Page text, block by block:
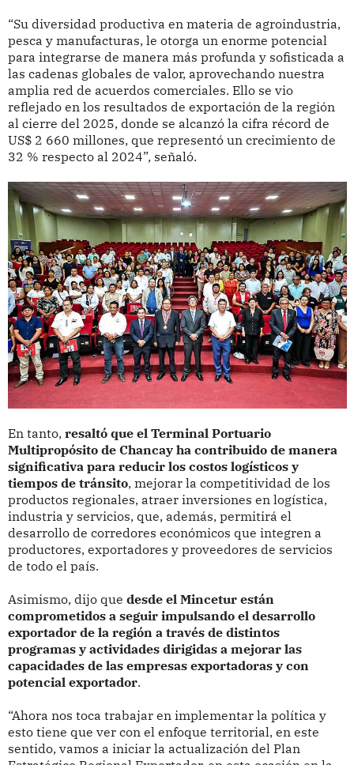
“Su diversidad productiva en materia de agroindustria,
pesca y manufacturas, le otorga un enorme potencial
para integrarse de manera más profunda y sofisticada a
las cadenas globales de valor, aprovechando nuestra
amplia red de acuerdos comerciales. Ello se vio
reflejado en los resultados de exportación de la región
al cierre del 2025, donde se alcanzó la cifra récord de
US$ 2 660 millones, que representó un crecimiento de
32 % respecto al 2024”, señaló.
En tanto, resaltó que el Terminal Portuario
Multipropósito de Chancay ha contribuido de manera
significativa para reducir los costos logísticos y
tiempos de tránsito, mejorar la competitividad de los
productos regionales, atraer inversiones en logística,
industria y servicios, que, además, permitirá el
desarrollo de corredores económicos que integren a
productores, exportadores y proveedores de servicios
de todo el país.
Asimismo, dijo que desde el Mincetur están
comprometidos a seguir impulsando el desarrollo
exportador de la región a través de distintos
programas y actividades dirigidas a mejorar las
capacidades de las empresas exportadoras y con
potencial exportador.
“Ahora nos toca trabajar en implementar la política y
esto tiene que ver con el enfoque territorial, en este
sentido, vamos a iniciar la actualización del Plan